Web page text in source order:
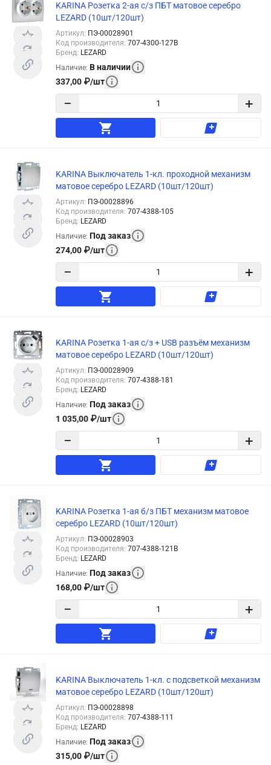
KARINA Розетка 2-ая с/з ПБТ матовое серебро
LEZARD (10шт/120шт)
Артикул: ПЭ-00028901
Код производителя: 707-4300-127B
Бренд: LEZARD
Наличие: В наличии
337,00 ₽/шт
− +
KARINA Выключатель 1-кл. проходной механизм
матовое серебро LEZARD (10шт/120шт)
Артикул: ПЭ-00028896
Код производителя: 707-4388-105
Бренд: LEZARD
Наличие: Под заказ
274,00 ₽/шт
− +
KARINA Розетка 1-ая с/з + USB разъём механизм
матовое серебро LEZARD (10шт/120шт)
Артикул: ПЭ-00028909
Код производителя: 707-4388-181
Бренд: LEZARD
Наличие: Под заказ
1 035,00 ₽/шт
− +
KARINA Розетка 1-ая б/з ПБТ механизм матовое
серебро LEZARD (10шт/120шт)
Артикул: ПЭ-00028903
Код производителя: 707-4388-121B
Бренд: LEZARD
Наличие: Под заказ
168,00 ₽/шт
− +
KARINA Выключатель 1-кл. с подсветкой механизм
матовое серебро LEZARD (10шт/120шт)
Артикул: ПЭ-00028898
Код производителя: 707-4388-111
Бренд: LEZARD
Наличие: Под заказ
315,00 ₽/шт